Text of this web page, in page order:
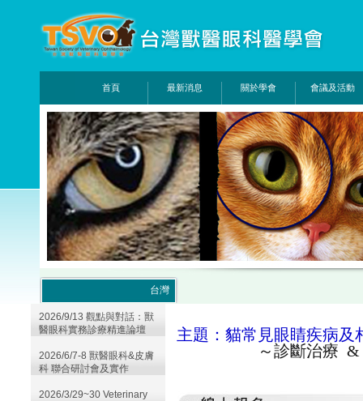
首頁 最新消息 關於學會 會議及活動
台灣
2026/9/13 觀點與對話：獸
醫眼科實務診療精進論壇
2026/6/7-8 獸醫眼科&皮膚
科 聯合研討會及實作
2026/3/29~30 Veterinary
主題 ：貓常見眼睛疾病及
～診斷治療 &